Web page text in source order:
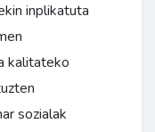
inplikatuta
kalitateko
sozialak